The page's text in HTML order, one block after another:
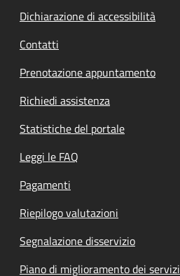
Dichiarazione di accessibilità
Contatti
Prenotazione appuntamento
Richiedi assistenza
Statistiche del portale
Leggi le FAQ
Pagamenti
Riepilogo valutazioni
Segnalazione disservizio
Piano di miglioramento dei servizi